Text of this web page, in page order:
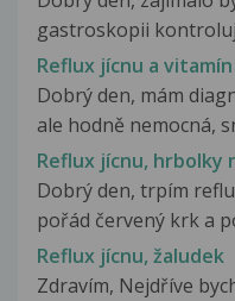
gastroskopii
Reflux jícnu a vitamín
Dobrý den, mám
ale hodně nemocná,
Reflux jícnu, hrbolky
Dobrý den, trpím
pořád červený krk a
Reflux jícnu, žaludek
Zdravím, Nejdříve